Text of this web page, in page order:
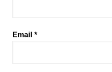
Email *